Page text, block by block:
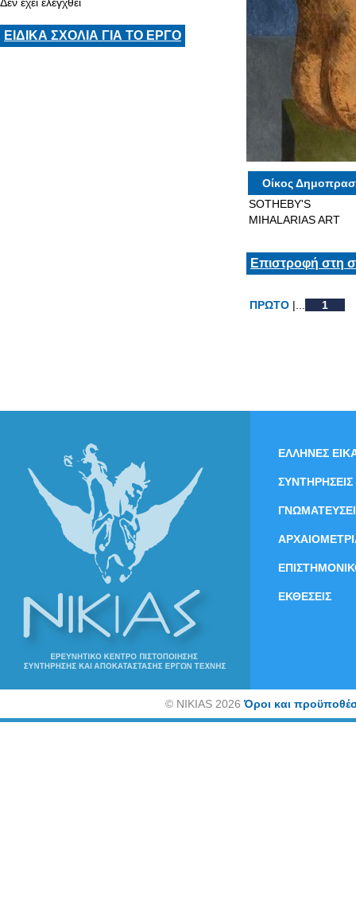
ΕΙΔΙΚΑ ΣΧΟΛΙΑ ΓΙΑ ΤΟ ΕΡΓΟ
Οίκος
SOTHEBY'S
MIHALARIAS ART
Επιστροφή στη
ΠΡΩΤΟ |... 1
ΕΛΛΗΝΕΣ
ΣΥΝΤΗΡΗΣΕΙΣ
ΕΚΘΕΣΕΙΣ
©NIKIAS 2026Όροι και